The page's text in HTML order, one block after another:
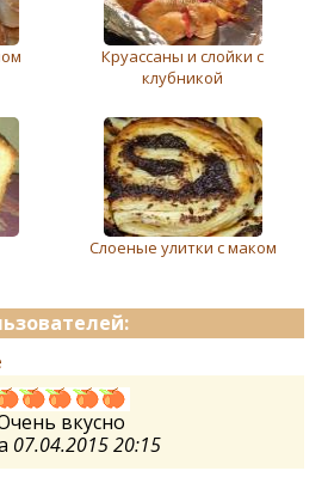
Круассаны и слойки с
клубникой
Слоеные улитки с маком
вкусно
07.04.2015 20:15